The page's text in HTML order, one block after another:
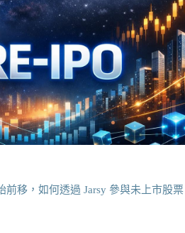
前移，如何透過 Jarsy 參與未上市股票